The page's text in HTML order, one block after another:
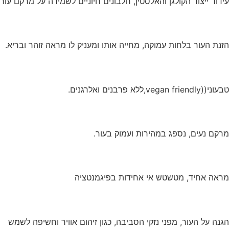
הזנת העור בלחות עמוקה, מחייה אותו ומעניק לו מראה זוהר ובריא.
טבעוני((vegan friendly,ללא פרבנים ואלרגנים.
מרקם נעים, נספג במהירות ועמוק בעור.
מראה אחיד, מטשטש אי אחידות בפיגמנטציה
הגנה על העור, מפני נזקי הסביבה, כגון זיהום אוויר וחשיפה לשמש